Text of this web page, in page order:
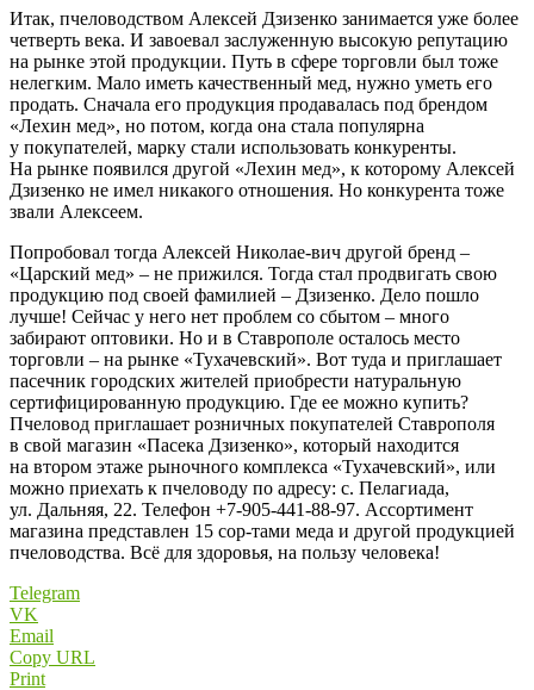
Итак, пчеловодством Алексей Дзизенко занимается уже более
четверть века. И завоевал заслуженную высокую репутацию
на рынке этой продукции. Путь в сфере торговли был тоже
нелегким. Мало иметь качественный мед, нужно уметь его
продать. Сначала его продукция продавалась под брендом
«Лехин мед», но потом, когда она стала популярна
у покупателей, марку стали использовать конкуренты.
На рынке появился другой «Лехин мед», к которому Алексей
Дзизенко не имел никакого отношения. Но конкурента тоже
звали Алексеем.
Попробовал тогда Алексей Николае-вич другой бренд – ​
«Царский мед» – ​не прижился. Тогда стал продвигать свою
продукцию под своей фамилией – Дзизенко. Дело пошло
лучше! Сейчас у него нет проблем со сбытом – ​много
забирают оптовики. Но и в Ставрополе осталось место
торговли – ​на рынке «Тухачевский». Вот туда и приглашает
пасечник городских жителей приобрести натуральную
сертифицированную продукцию. Где ее можно купить?
Пчеловод приглашает розничных покупателей Ставрополя
в свой магазин «Пасека Дзизенко», который находится
на втором этаже рыночного комплекса «Тухачевский», или
можно приехать к пчеловоду по адресу: с. Пелагиада,
ул. Дальняя, 22. Телефон +7‑905‑441‑88‑97. Ассортимент
магазина представлен 15 сор-тами меда и другой продукцией
пчеловодства. Всё для здоровья, на пользу человека!
Telegram
VK
Email
Copy URL
Print